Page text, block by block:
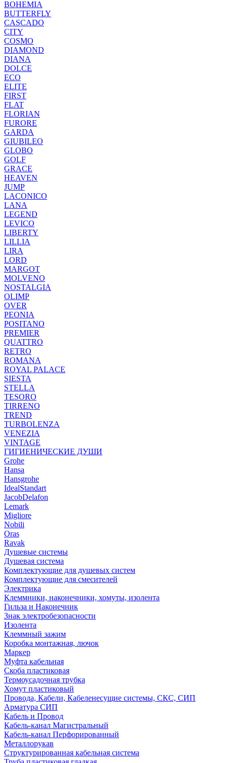
BOHEMIA
BUTTERFLY
CASCADO
CITY
COSMO
DIAMOND
DIANA
DOLCE
ECO
ELITE
FIRST
FLAT
FLORIAN
FURORE
GARDA
GIUBILEO
GLOBO
GOLF
GRACE
HEAVEN
JUMP
LACONICO
LANA
LEGEND
LEVICO
LIBERTY
LILLIA
LIRA
LORD
MARGOT
MOLVENO
NOSTALGIA
OLIMP
OVER
PEONIA
POSITANO
PREMIER
QUATTRO
RETRO
ROMANA
ROYAL PALACE
SIESTA
STELLA
TESORO
TIRRENO
TREND
TURBOLENZA
VENEZIA
VINTAGE
ГИГИЕНИЧЕСКИЕ ДУШИ
Grohe
Hansa
Hansgrohe
IdealStandart
JacobDelafon
Lemark
Migliore
Nobili
Oras
Ravak
Душевые системы
Душевая система
Комплектующие для душевых систем
Комплектующие для смесителей
Электрика
Клеммники, наконечники, хомуты, изолента
Гильза и Наконечник
Знак электробезопасности
Изолента
Клеммный зажим
Коробка монтажная, лючок
Маркер
Муфта кабельная
Скоба пластиковая
Термоусадочная трубка
Хомут пластиковый
Провода, Кабели, Кабеленесущие системы, СКС, СИП
Арматура СИП
Кабель и Провод
Кабель-канал Магистральный
Кабель-канал Перфорированный
Металлорукав
Структурированная кабельная система